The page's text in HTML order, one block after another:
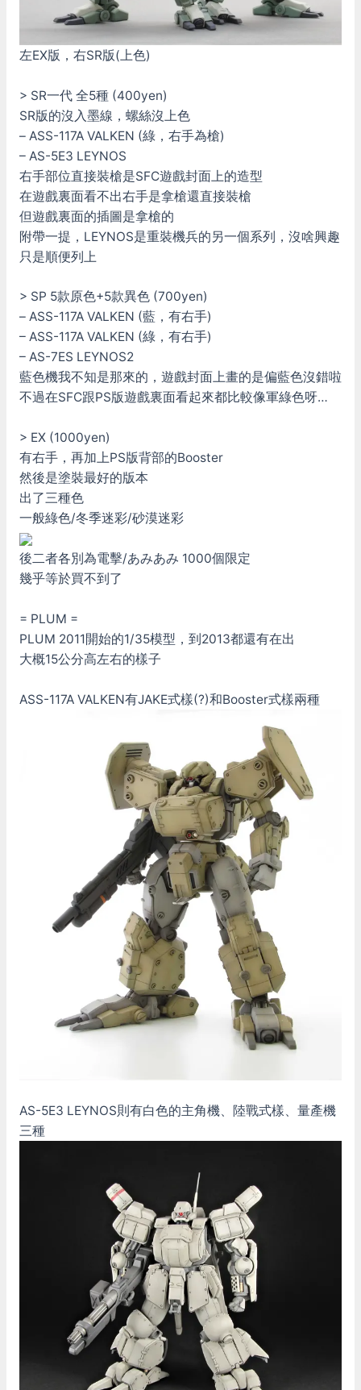
左EX版，右SR版(上色)
> SR一代 全5種 (400yen)
SR版的沒入墨線，螺絲沒上色
– ASS-117A VALKEN (綠，右手為槍)
– AS-5E3 LEYNOS
右手部位直接裝槍是SFC遊戲封面上的造型
在遊戲裏面看不出右手是拿槍還直接裝槍
但遊戲裏面的插圖是拿槍的
附帶一提，LEYNOS是重裝機兵的另一個系列，沒啥興趣
只是順便列上
> SP 5款原色+5款異色 (700yen)
– ASS-117A VALKEN (藍，有右手)
– ASS-117A VALKEN (綠，有右手)
– AS-7ES LEYNOS2
藍色機我不知是那來的，遊戲封面上畫的是偏藍色沒錯啦
不過在SFC跟PS版遊戲裏面看起來都比較像軍綠色呀…
> EX (1000yen)
有右手，再加上PS版背部的Booster
然後是塗裝最好的版本
出了三種色
一般綠色/冬季迷彩/砂漠迷彩
後二者各別為電擊/あみあみ 1000個限定
幾乎等於買不到了
= PLUM =
PLUM 2011開始的1/35模型，到2013都還有在出
大概15公分高左右的樣子
ASS-117A VALKEN有JAKE式樣(?)和Booster式樣兩種
AS-5E3 LEYNOS則有白色的主角機、陸戰式樣、量產機
三種